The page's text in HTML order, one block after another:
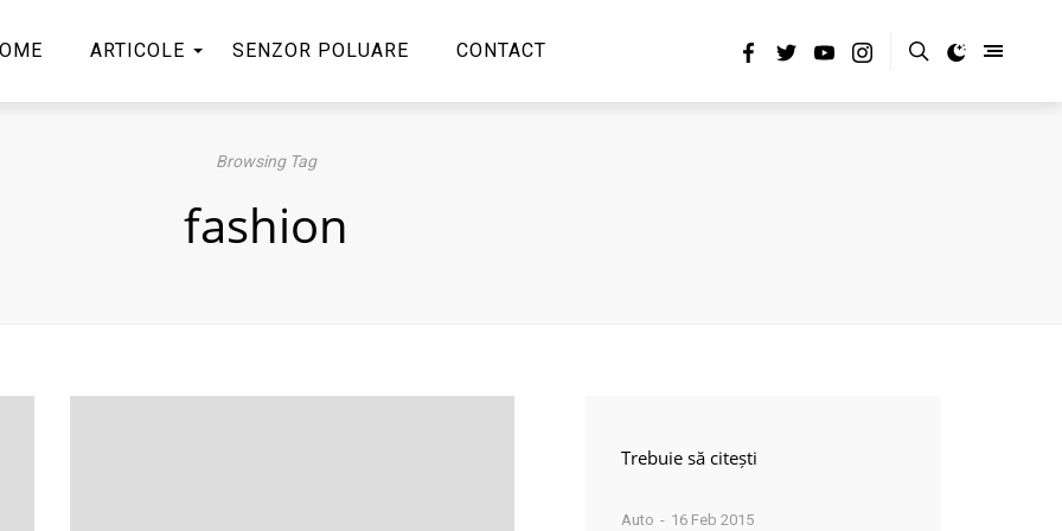
ARTICOLE SENZOR POLUARE CONTACT
Browsing Tag
fashion
Trebuie să citești
Auto 16 Feb 2015